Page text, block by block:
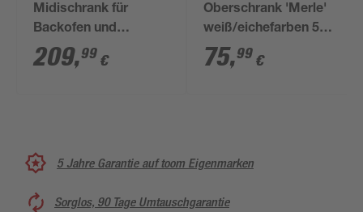
Midischrank für
Backofen und
Kühlschrank
'Optikomfort
209,99 €
Oberschrank 'Merle'
weiß/eichefarben 50 x
56,1 x 34,6 cm
75,99 €
5 Jahre Garantie auf toom Eigenmarken
Sorglos, 90 Tage Umtauschgarantie